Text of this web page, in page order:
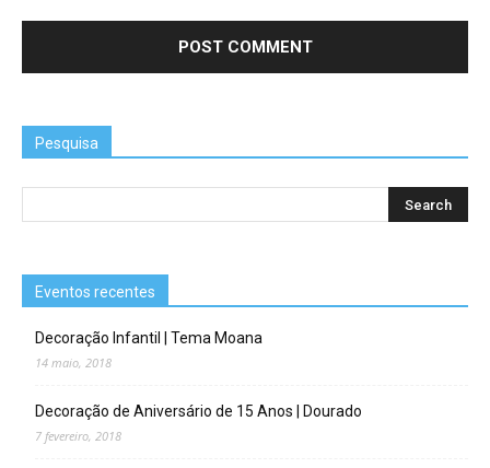
Pesquisa
Eventos recentes
Decoração Infantil | Tema Moana
14 maio, 2018
Decoração de Aniversário de 15 Anos | Dourado
7 fevereiro, 2018